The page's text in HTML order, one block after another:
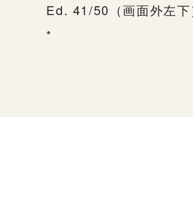
Ed. 41/50（画面外左
*